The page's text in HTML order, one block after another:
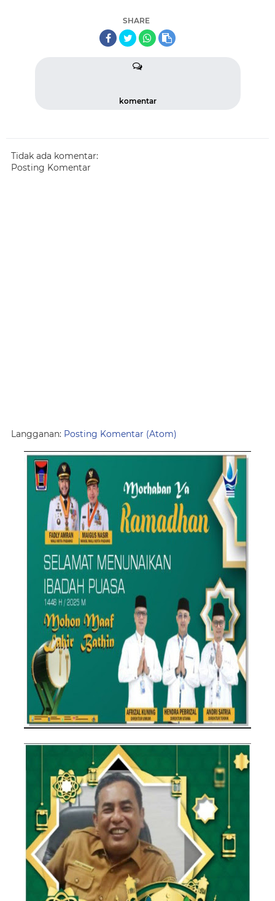
SHARE
komentar
Tidak ada komentar:
Posting Komentar
Langganan: Posting Komentar (Atom)